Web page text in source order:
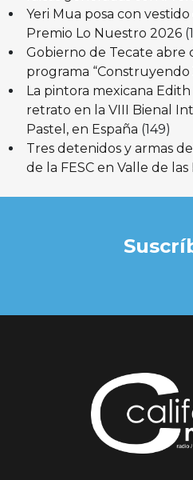
Yeri Mua posa con
Premio Lo Nuestro 2026
Gobierno de Tecate abre
programa “Construyendo
La pintora mexicana
retrato en la VIII Bienal
Pastel, en España (149)
Tres detenidos y armas
de la FESC en Valle de las